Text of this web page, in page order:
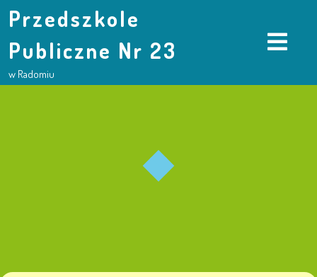
Przedszkole
Publiczne Nr 23
w Radomiu